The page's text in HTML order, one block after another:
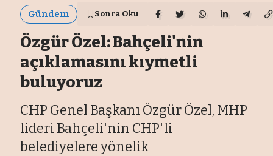
Gündem Sonra Oku
Özgür Özel: Bahçeli'nin
açıklamasını kıymetli
buluyoruz
CHP Genel Başkanı Özgür Özel, MHP
lideri Bahçeli'nin CHP'li
belediyelere yönelik